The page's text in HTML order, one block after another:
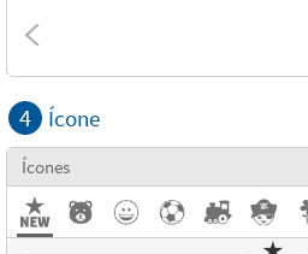
4 Ícone
Ícones